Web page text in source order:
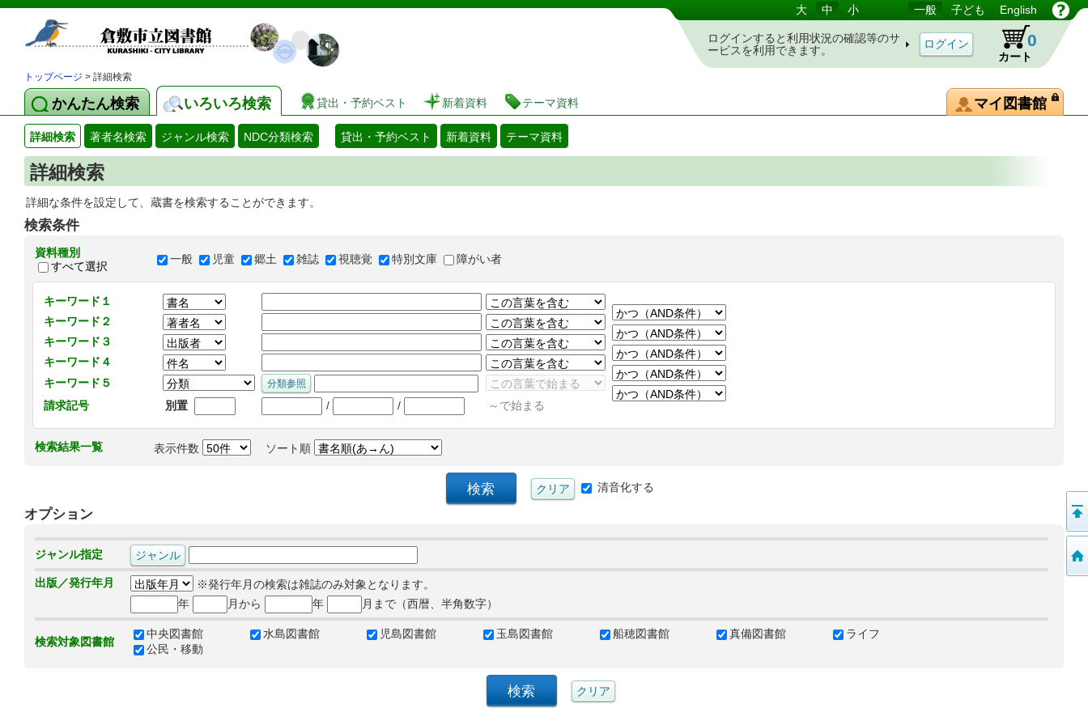
図書館 蔵書検索・予約システム 大 中 小 一般 子ども English
ログインすると利用状況の確認等のサ
ービスを利用できます。
カート
0
トップページ > 詳細検索
かんたん検索 いろいろ検索 貸出・予約ベスト 新着資料 テーマ資料 マイ図書館
詳細検索 著者名検索 ジャンル検索 NDC分類検索 貸出・予約ベスト 新着資料 テーマ資料
詳細検索
詳細な条件を設定して、蔵書を検索することができます。
検索条件
資料種別
すべて選択
一般 児童 郷土 雑誌 視聴覚 特別文庫 障がい者
キーワード１
キーワード２
キーワード３
キーワード４
キーワード５
請求記号
別置 / / ～で始まる
検索結果一覧 表示件数 ソート順
清音化する
オプション
ジャンル指定
出版／発行年月
※発行年月の検索は雑誌のみ対象となります。
年
月から 年 月まで（西暦、半角数字）
検索対象図書館
中央図書館 水島図書館 児島図書館 玉島図書館 船穂図書館 真備図書館
ライフ
公民・移動